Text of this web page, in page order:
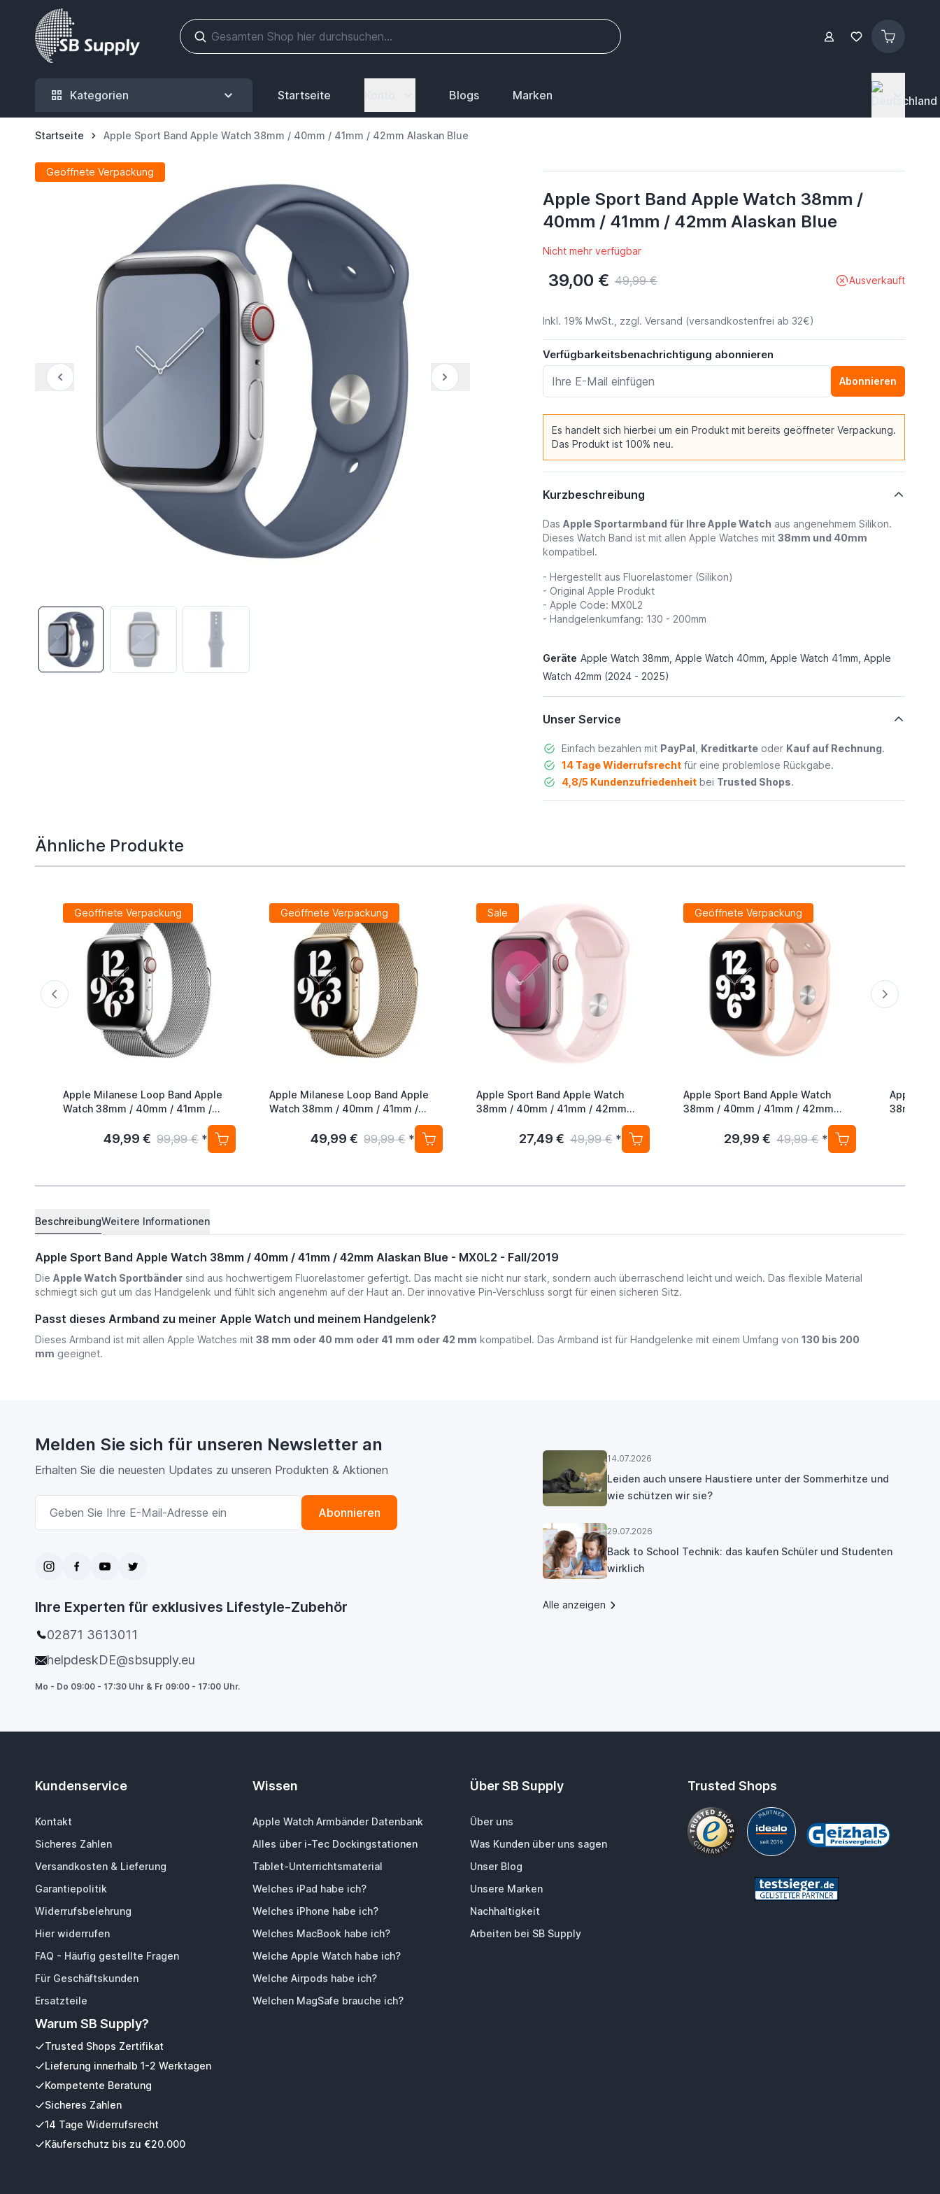
Zum Inhalt springen
Kategorien Startseite Blogs Marken
Startseite Apple Sport Band Apple Watch 38mm / 40mm / 41mm / 42mm Alaskan Blue
Geöffnete Verpackung
Apple Sport Band Apple Watch 38mm /
40mm / 41mm / 42mm Alaskan Blue
Nicht mehr verfügbar
39,00 € 49,99 € Ausverkauft
Inkl. 19% MwSt., zzgl. Versand (versandkostenfrei ab 32€)
Verfügbarkeitsbenachrichtigung abonnieren
Abonnieren
Es handelt sich hierbei um ein Produkt mit bereits geöffneter Verpackung.
Das Produkt ist 100% neu.
Kurzbeschreibung
Das Apple Sportarmband für Ihre Apple Watch aus angenehmem Silikon.
Dieses Watch Band ist mit allen Apple Watches mit 38mm und 40mm
kompatibel.
- Hergestellt aus Fluorelastomer (Silikon)
- Original Apple Produkt
- Apple Code: MX0L2
- Handgelenkumfang: 130 - 200mm
Geräte Apple Watch 38mm, Apple Watch 40mm, Apple Watch 41mm, Apple
Watch 42mm (2024 - 2025)
Unser Service
Einfach bezahlen mit PayPal Kreditkarteoder Kauf auf Rechnung.
14 Tage Widerrufsrechtfür eine problemlose Rückgabe.
4,8/5 Kundenzufriedenheitbei Trusted Shops.
Ähnliche Produkte
Geöffnete Verpackung
Apple Milanese Loop Band Apple
Watch 38mm / 40mm / 41mm /
49,99 € 99,99 € *
Geöffnete Verpackung
Apple Milanese Loop Band Apple
Watch 38mm / 40mm / 41mm /
49,99 € 99,99 € *
Sale
Apple Sport Band Apple Watch
38mm / 40mm / 41mm / 42mm
27,49 € 49,99 € *
Geöffnete Verpackung
Apple Sport Band Apple Watch
38mm / 40mm / 41mm / 42mm
29,99 € 49,99 € *
Apple
38mm /
BeschreibungWeitere Informationen
Apple Sport Band Apple Watch 38mm / 40mm / 41mm / 42mm Alaskan Blue - MX0L2 - Fall/2019
Die Apple Watch Sportbändersind aus hochwertigem Fluorelastomer gefertigt. Das macht sie nicht nur stark, sondern auch überraschend leicht und weich. Das flexible Material
schmiegt sich gut um das Handgelenk und fühlt sich angenehm auf der Haut an. Der innovative Pin-Verschluss sorgt für einen sicheren Sitz.
Passt dieses Armband zu meiner Apple Watch und meinem Handgelenk?
Dieses Armband ist mit allen Apple Watches mit 38 mm oder 40 mm oder 41 mm oder 42 mm kompatibel. Das Armband ist für Handgelenke mit einem Umfang von 130 bis 200
mm geeignet.
Melden Sie sich für unseren Newsletter an
Erhalten Sie die neuesten Updates zu unseren Produkten & Aktionen
Abonnieren
Ihre Experten für exklusives Lifestyle-Zubehör
02871 3613011
helpdeskDE@sbsupply.eu
Mo - Do 09:00 - 17:30 Uhr & Fr 09:00 - 17:00 Uhr.
14.07.2026
Leiden auch unsere Haustiere unter der Sommerhitze und
wie schützen wir sie?
29.07.2026
Back to School Technik: das kaufen Schüler und Studenten
wirklich
Alle anzeigen
Kundenservice
Kontakt
Sicheres Zahlen
Versandkosten & Lieferung
Garantiepolitik
Widerrufsbelehrung
Hier widerrufen
FAQ - Häufig gestellte Fragen
Für Geschäftskunden
Ersatzteile
Warum SB Supply?
Trusted Shops Zertifikat
Lieferung innerhalb 1-2 Werktagen
Kompetente Beratung
Sicheres Zahlen
14 Tage Widerrufsrecht
Käuferschutz bis zu €20.000
Wissen
Apple Watch Armbänder Datenbank
Alles über i-Tec Dockingstationen
Tablet-Unterrichtsmaterial
Welches iPad habe ich?
Welches iPhone habe ich?
Welches MacBook habe ich?
Welche Apple Watch habe ich?
Welche Airpods habe ich?
Welchen MagSafe brauche ich?
Über SB Supply
Über uns
Was Kunden über uns sagen
Unser Blog
Unsere Marken
Nachhaltigkeit
Arbeiten bei SB Supply
Trusted Shops